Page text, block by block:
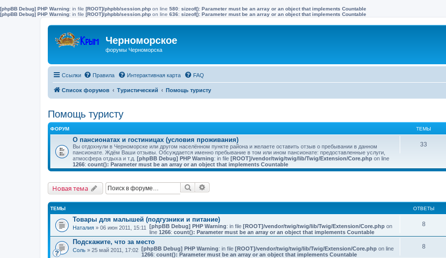
[phpBB Debug] PHP Warning: in file [ROOT]/phpbb/session.php on line 580: sizeof(): Parameter must be an array or an object that implements Countable
[phpBB Debug] PHP Warning: in file [ROOT]/phpbb/session.php on line 636: sizeof(): Parameter must be an array or an object that implements Countable
Черноморское
форумы Черноморска
Ссылки Правила Интерактивная карта FAQ
Список форумов Туристический Помощь туристу
Помощь туристу
ФОРУМ ТЕМЫ
О пансионатах и гостиницах (условия проживания)
Вы отдохнули в Черноморске или другом населённом пункте района и желаете оставить отзыв о пребывании в данном
пансионате. Ждём Ваши отзывы. Обсуждается именно пребывание в том или ином пансионате: предоставленные услуги,
атмосфера отдыха и т.д. [phpBB Debug] PHP Warning: in file [ROOT]/vendor/twig/twig/lib/Twig/Extension/Core.php on line
1266: count(): Parameter must be an array or an object that implements Countable
33
Новая тема Поиск
ТЕМЫ ОТВЕТЫ
Товары для малышей (подгузники и питание)
Наталия » 06 июн 2011, 15:11 [phpBB Debug] PHP Warning: in file [ROOT]/vendor/twig/twig/lib/Twig/Extension/Core.phpon
line 1266: count(): Parameter must be an array or an object that implements Countable
8
Подскажите, что за место
Соль » 25 май 2011, 17:02 [phpBB Debug] PHP Warning: in file [ROOT]/vendor/twig/twig/lib/Twig/Extension/Core.phpon line
1266: count(): Parameter must be an array or an object that implements Countable
8